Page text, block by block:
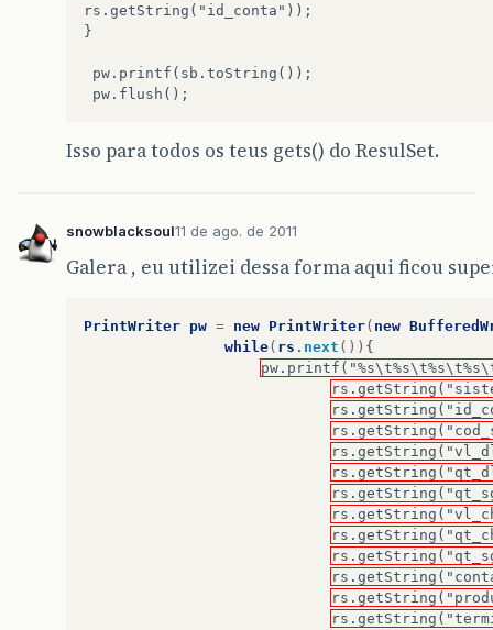
rs.getString("id_conta"));
}
pw.printf(sb.toString());
Isso para todos os teus gets() do ResulSet.
snowblacksoul11 de ago. de 2011
Galera , eu utilizei dessa forma aqui ficou
PrintWriter pw = new PrintWriter( new
while( rs . next ()) {